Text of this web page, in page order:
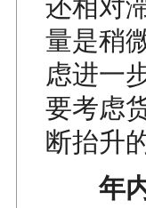
还相对
量是稍
虑进一
要考虑
断抬升
年内